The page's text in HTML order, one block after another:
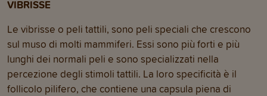
VIBRISSE
Le vibrisse o peli tattili, sono peli speciali che crescono
sul muso di molti mammiferi. Essi sono più forti e più
lunghi dei normali peli e sono specializzati nella
percezione degli stimoli tattili. La loro specificità è il
follicolo pilifero, che contiene una capsula piena di